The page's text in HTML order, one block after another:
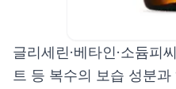
글리세린·베타인·소듐피
트 등 복수의 보습 성분